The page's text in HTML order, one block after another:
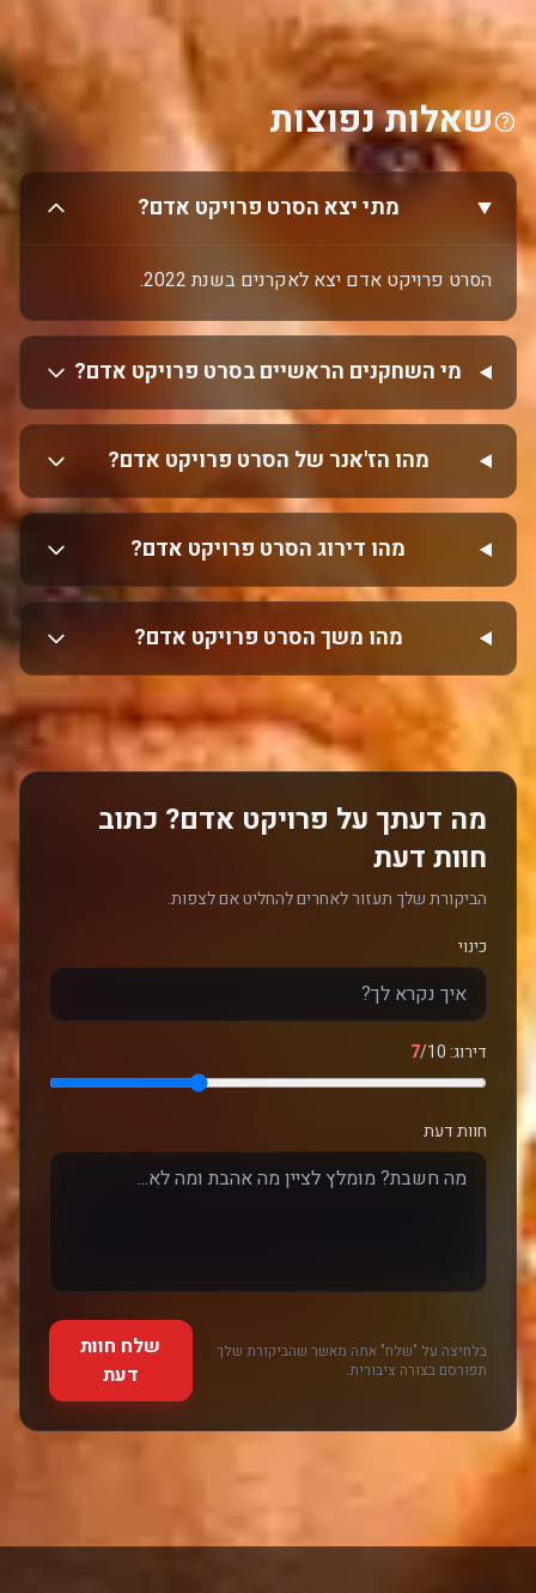
שאלות נפוצות
מתי יצא הסרט פרויקט אדם?
הסרט פרויקט אדם יצא לאקרנים בשנת 2022.
מי השחקנים הראשיים בסרט פרויקט אדם?
מהו הז'אנר של הסרט פרויקט אדם?
מהו דירוג הסרט פרויקט אדם?
מהו משך הסרט פרויקט אדם?
מה דעתך על פרויקט אדם? כתוב
חוות דעת
הביקורת שלך תעזור לאחרים להחליט אם לצפות.
כינוי
דירוג: 7/10
חוות דעת
בלחיצה על "שלח" אתה מאשר שהביקורת שלך
תפורסם בצורה ציבורית.
שלח חוות
דעת